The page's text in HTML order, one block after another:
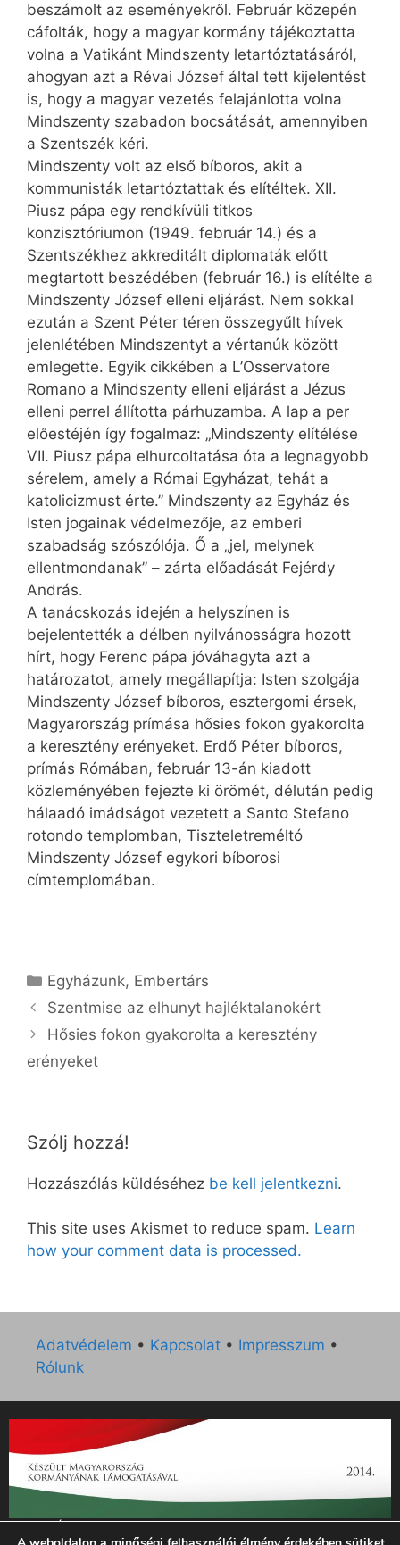
beszámolt az eseményekről. Február közepén
cáfolták, hogy a magyar kormány tájékoztatta
volna a Vatikánt Mindszenty letartóztatásáról,
ahogyan azt a Révai József által tett kijelentést
is, hogy a magyar vezetés felajánlotta volna
Mindszenty szabadon bocsátását, amennyiben
a Szentszék kéri.
Mindszenty volt az első bíboros, akit a
kommunisták letartóztattak és elítéltek. XII.
Piusz pápa egy rendkívüli titkos
konzisztóriumon (1949. február 14.) és a
Szentszékhez akkreditált diplomaták előtt
megtartott beszédében (február 16.) is elítélte a
Mindszenty József elleni eljárást. Nem sokkal
ezután a Szent Péter téren összegyűlt hívek
jelenlétében Mindszentyt a vértanúk között
emlegette. Egyik cikkében a L’Osservatore
Romano a Mindszenty elleni eljárást a Jézus
elleni perrel állította párhuzamba. A lap a per
előestéjén így fogalmaz: „Mindszenty elítélése
VII. Piusz pápa elhurcoltatása óta a legnagyobb
sérelem, amely a Római Egyházat, tehát a
katolicizmust érte.” Mindszenty az Egyház és
Isten jogainak védelmezője, az emberi
szabadság szószólója. Ő a „jel, melynek
ellentmondanak” – zárta előadását Fejérdy
András.
A tanácskozás idején a helyszínen is
bejelentették a délben nyilvánosságra hozott
hírt, hogy Ferenc pápa jóváhagyta azt a
határozatot, amely megállapítja: Isten szolgája
Mindszenty József bíboros, esztergomi érsek,
Magyarország prímása hősies fokon gyakorolta
a keresztény erényeket. Erdő Péter bíboros,
prímás Rómában, február 13-án kiadott
közleményében fejezte ki örömét, dél­után pedig
hálaadó imádságot vezetett a Santo Stefano
rotondo templomban, Tiszteletreméltó
Mindszenty József egykori bíborosi
címtemplomában.
Kategória
Egyházunk, Embertárs
Szentmise az elhunyt hajléktalanokért
Hősies fokon gyakorolta a keresztény
erényeket
Szólj hozzá!
Hozzászólás küldéséhez be kell jelentkezni.
This site uses Akismet to reduce spam. Learn
how your comment data is processed.
Adatvédelem • Kapcsolat • Impresszum •
Rólunk
„Az Új Ember katolikus hetilap 2014. évi működésének